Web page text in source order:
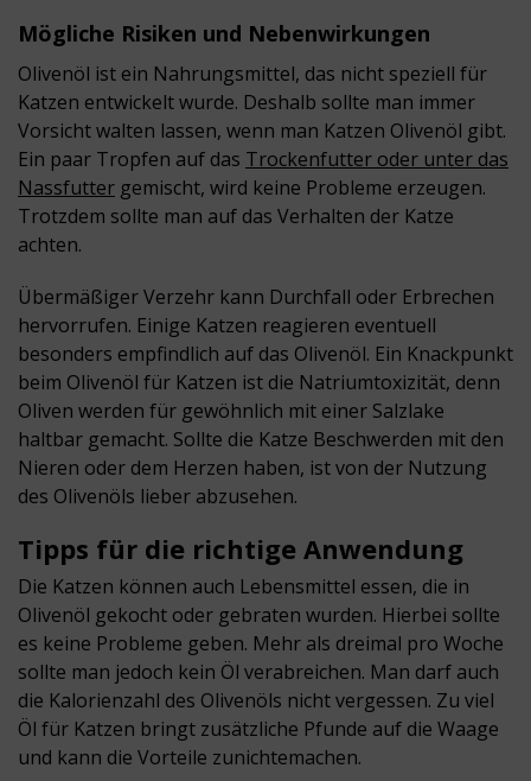
Mögliche Risiken und Nebenwirkungen
Olivenöl ist ein Nahrungsmittel, das nicht speziell für
Katzen entwickelt wurde. Deshalb sollte man immer
Vorsicht walten lassen, wenn man Katzen Olivenöl gibt.
Ein paar Tropfen auf das Trockenfutter oder unter das
Nassfutter gemischt, wird keine Probleme erzeugen.
Trotzdem sollte man auf das Verhalten der Katze
achten.
Übermäßiger Verzehr kann Durchfall oder Erbrechen
hervorrufen. Einige Katzen reagieren eventuell
besonders empfindlich auf das Olivenöl. Ein Knackpunkt
beim Olivenöl für Katzen ist die Natriumtoxizität, denn
Oliven werden für gewöhnlich mit einer Salzlake
haltbar gemacht. Sollte die Katze Beschwerden mit den
Nieren oder dem Herzen haben, ist von der Nutzung
des Olivenöls lieber abzusehen.
Tipps für die richtige Anwendung
Die Katzen können auch Lebensmittel essen, die in
Olivenöl gekocht oder gebraten wurden. Hierbei sollte
es keine Probleme geben. Mehr als dreimal pro Woche
sollte man jedoch kein Öl verabreichen. Man darf auch
die Kalorienzahl des Olivenöls nicht vergessen. Zu viel
Öl für Katzen bringt zusätzliche Pfunde auf die Waage
und kann die Vorteile zunichtemachen.